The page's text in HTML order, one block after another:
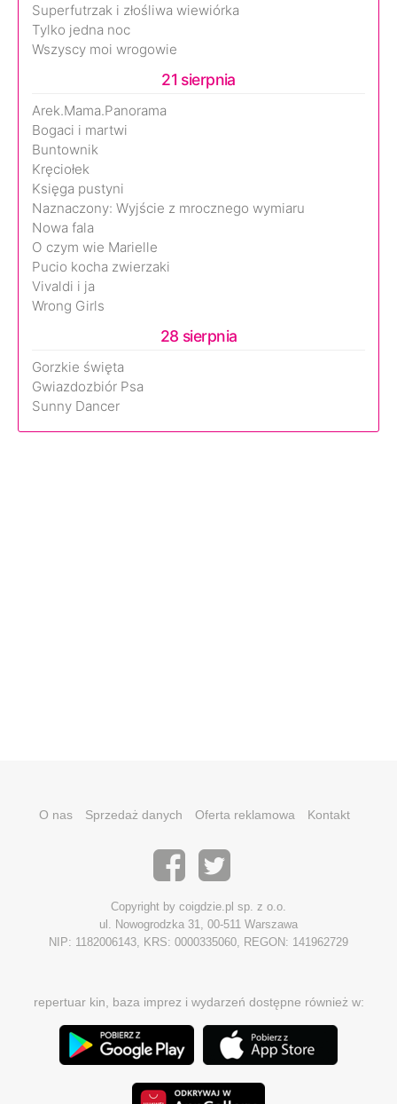
Superfutrzak i złośliwa wiewiórka
Tylko jedna noc
Wszyscy moi wrogowie
21 sierpnia
Arek.Mama.Panorama
Bogaci i martwi
Buntownik
Kręciołek
Księga pustyni
Naznaczony: Wyjście z mrocznego wymiaru
Nowa fala
O czym wie Marielle
Pucio kocha zwierzaki
Vivaldi i ja
Wrong Girls
28 sierpnia
Gorzkie święta
Gwiazdozbiór Psa
Sunny Dancer
O nas Sprzedaż danych Oferta reklamowa Kontakt
Copyright by coigdzie.pl sp. z o.o.
ul. Nowogrodzka 31, 00-511 Warszawa
NIP: 1182006143, KRS: 0000335060, REGON: 141962729
repertuar kin, baza imprez i wydarzeń dostępne również w: